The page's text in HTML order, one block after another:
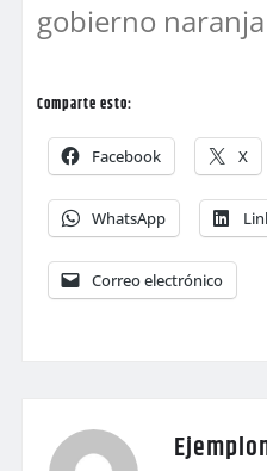
gobierno
Comparte esto:
Facebook X
WhatsApp
Correo electrónico